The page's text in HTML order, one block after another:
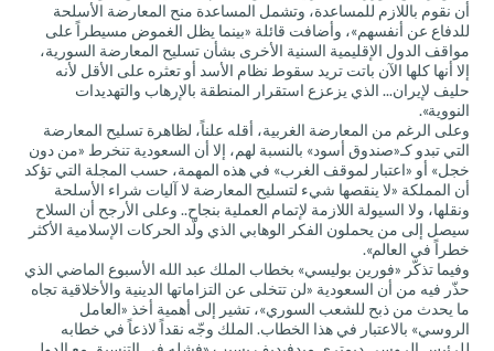
أن نقوم باللازم للمساعدة، وتشمل المساعدة منح المعارضة الأسلحة
للدفاع عن أنفسهم»، وأضافت قائلة «بينما يظل الغموض مسيطراً على
مواقف الدول الإقليمية السنية الأخرى بشأن تسليح المعارضة السورية،
إلا أنها كلها الآن باتت تريد سقوط نظام الأسد أو تعثره على الأقل لأنه
حليف لإيران... الذي يزعزع استقرار المنطقة بالإرهاب والتهديدات
النووية».
وعلى الرغم من المعارضة الغربية، أقله علناً، لظاهرة تسليح المعارضة
التي تبدو كـ«صندوق أسود» بالنسبة لهم، إلا أن السعودية تنخرط «من دون
خجل» أو «اعتبار لموقف الغرب» في هذه المهمة، حسب المجلة التي تؤكد
أن المملكة «لا ينقصها شيء لتسليح المعارضة لا آليات شراء الأسلحة
ونقلها، ولا السيولة اللازمة لإتمام العملية بنجاح.. وعلى الأرجح أن السلاح
سيصل إلى من يحملون الفكر الوهابي الذي ولّد الحركات الإسلامية الأكثر
خطراً في العالم».
وفيما تذكّر «فورين بوليسي» بخطاب الملك عبد الله الأسبوع الماضي الذي
حذّر فيه من أن السعودية «لن تتخلى عن التزاماتها الدينية والأخلاقية تجاه
ما يحدث من ذبح للشعب السوري»، تشير إلى أهمية أخذ «العامل
الروسي» بالاعتبار في هذا الخطاب. الملك وجّه نقداً لاذعاً في خطابه